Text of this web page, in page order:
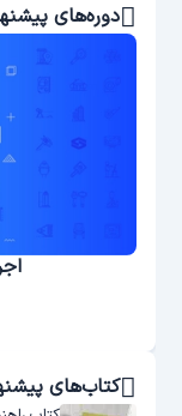
دوره‌های
کتاب‌های